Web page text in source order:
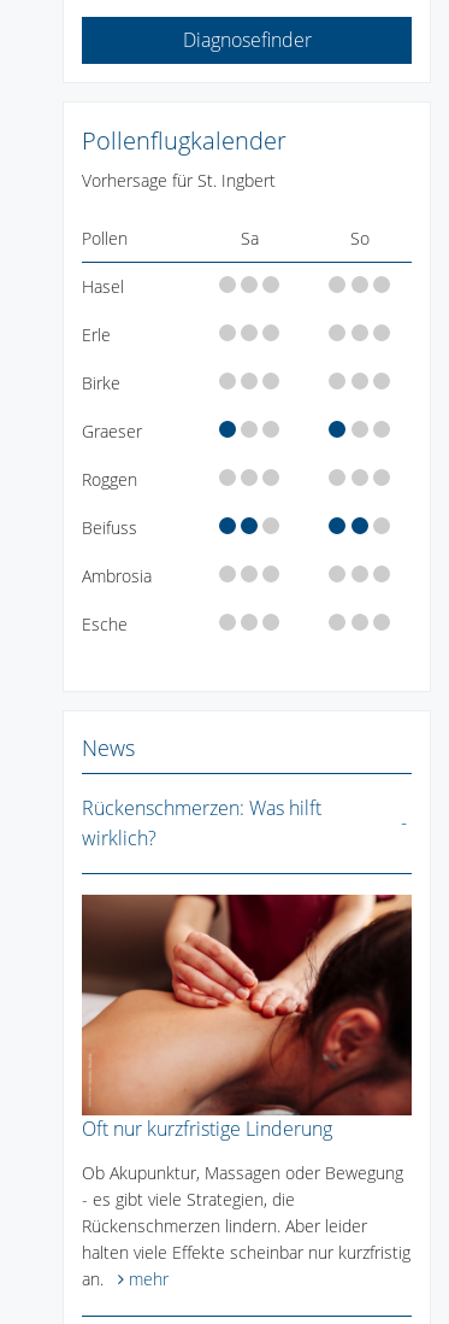
Diagnosefinder
Pollenflugkalender
Vorhersage für St. Ingbert
Pollen Sa So
Hasel
Erle
Birke
Graeser
Roggen
Beifuss
Ambrosia
Esche
News
Rückenschmerzen: Was hilft
wirklich?
Oft nur kurzfristige Linderung
Ob Akupunktur, Massagen oder Bewegung
- es gibt viele Strategien, die
Rückenschmerzen lindern. Aber leider
halten viele Effekte scheinbar nur kurzfristig
an.
mehr